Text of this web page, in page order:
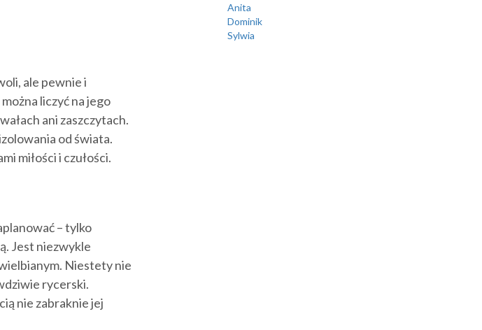
ale pewnie i
liczyć na jego
ani zaszczytach.
od świata.
miłości i czułości.
– tylko
Jest niezwykle
Niestety nie
rycerski.
nie zabraknie jej
Anita
Dominik
Sylwia